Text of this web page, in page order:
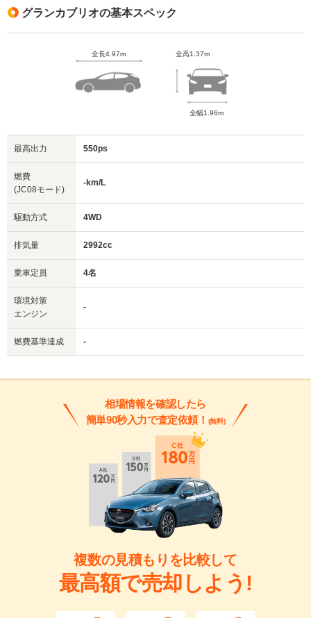
グランカブリオの基本スペック
全長4.97m 全高1.37m
全幅1.96m
最高出力 550ps
燃費
(JC08モード)
-km/L
駆動方式 4WD
排気量 2992cc
乗車定員 4名
環境対策
エンジン
-
燃費基準達成 -
相場情報を確認したら
簡単90秒入力で査定依頼！ (無料)
複数の見積もりを比較して
最高額で売却しよう!